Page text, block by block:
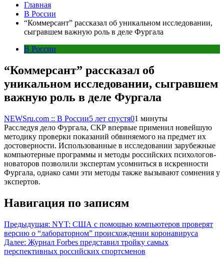
Главная
В России
“Коммерсант” рассказал об уникальном исследовании,
сыгравшем важную роль в деле Фургала
В России
“Коммерсант” рассказал об
уникальном исследовании, сыгравшем
важную роль в деле Фургала
NEWSru.com :: В России5 лет спустя01 минуты
Расследуя дело Фургала, СКР впервые применил новейшую
методику проверки показаний обвиняемого на предмет их
достоверности. Использованные в исследовании зарубежные
компьютерные программы и методы российских психологов-
новаторов позволили экспертам усомниться в искренности
Фургала, однако сами эти методы также вызывают сомнения у
экспертов.
Навигация по записям
Предыдущая: NYT: США с помощью компьютеров проверят
версию о “лабораторном” происхождении коронавируса
Далее: Журнал Forbes представил тройку самых
перспективных российских спортсменов